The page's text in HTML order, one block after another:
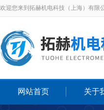
欢迎您来到拓赫机电科技（上海）有限
网站首页 关于